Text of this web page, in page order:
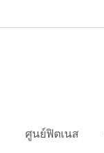
ศูนย์ฟิตเนส